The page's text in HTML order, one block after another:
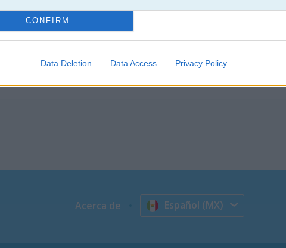
CONFIRM
Data Deletion Data Access Privacy Policy
como todo un profesional. Juega partidas de billar 8 bolas llenas de
sentir que realmente estás en la mesa. Pon a prueba tu puntería, tu
y te conviertes en un experto del billar.
Acerca de Español (MX)